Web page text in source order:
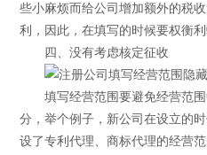
些小麻烦而给公司增加额外的税
利，因此，在填写的时候要权衡利
四、没有考虑核定征收
填写经营范围要避免经营范围
分，举个例子，新公司在设立的
设了专利代理、商标代理的经营